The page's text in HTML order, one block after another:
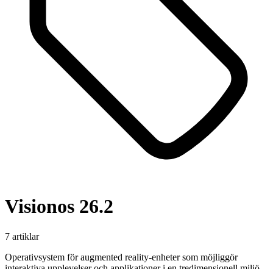
Visionos 26.2
7 artiklar
Operativsystem för augmented reality-enheter som möjliggör